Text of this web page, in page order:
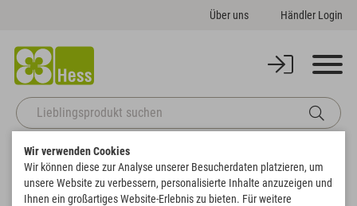
Über uns Händler Login
Startseite Gefäße Pflanzgefäße
Zurück zur Artikelübersicht
Wir verwenden Cookies
Wir können diese zur Analyse unserer Besucherdaten platzieren, um
unsere Website zu verbessern, personalisierte Inhalte anzuzeigen und
Ihnen ein großartiges Website-Erlebnis zu bieten. Für weitere